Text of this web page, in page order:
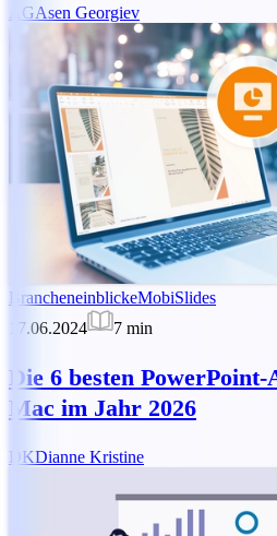
AGAsen Georgiev
BrancheneinblickeMobiSlides
17.06.2024
7 min
Die 6 besten
Mac im Jahr 2026
DKDianne Kristine